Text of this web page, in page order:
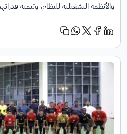
والأنظمة التشغيلية للنظام، وتنمية